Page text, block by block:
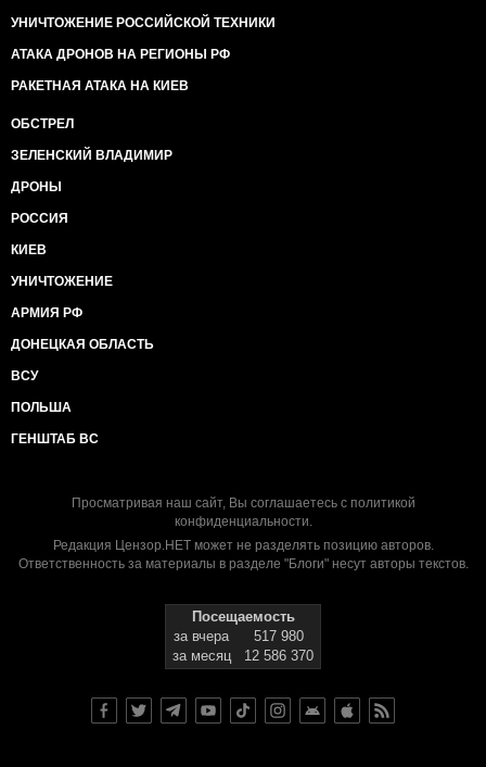
УНИЧТОЖЕНИЕ РОССИЙСКОЙ ТЕХНИКИ
АТАКА ДРОНОВ НА РЕГИОНЫ РФ
РАКЕТНАЯ АТАКА НА КИЕВ
ОБСТРЕЛ
ЗЕЛЕНСКИЙ ВЛАДИМИР
ДРОНЫ
РОССИЯ
КИЕВ
УНИЧТОЖЕНИЕ
АРМИЯ РФ
ДОНЕЦКАЯ ОБЛАСТЬ
ВСУ
ПОЛЬША
ГЕНШТАБ ВС
Просматривая наш сайт, Вы соглашаетесь с политикой
конфиденциальности.
Редакция Цензор.НЕТ может не разделять позицию авторов.
Ответственность за материалы в разделе "Блоги" несут авторы текстов.
Посещаемость
за вчера
517 980
за месяц
12 586 370